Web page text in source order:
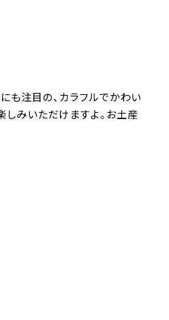
も注目の、カラフルでかわい
しみいただけますよ。お土産